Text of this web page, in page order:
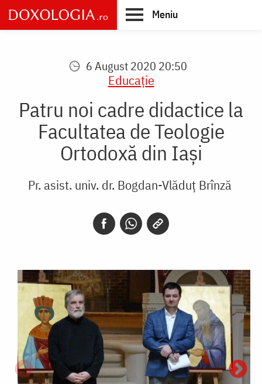
Skip
to
main
Meniu
6 August 2020 20:50
Educaţie
Patru noi cadre didactice la
Facultatea de Teologie
Ortodoxă din Iași
Pr. asist. univ. dr. Bogdan-Vlăduț Brînză